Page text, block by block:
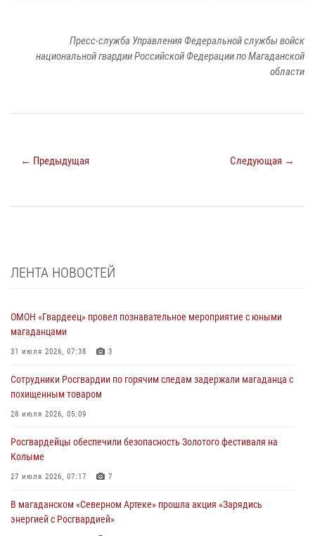
Пресс-служба Управления Федеральной службы войск
национальной гвардии Российской Федерации по Магаданской
области
← Предыдущая Следующая →
ЛЕНТА НОВОСТЕЙ
ОМОН «Гвардеец» провел познавательное мероприятие с юными
магаданцами
31 июля 2026, 07:38 3
Сотрудники Росгвардии по горячим следам задержали магаданца с
похищенным товаром
28 июля 2026, 05:09
Росгвардейцы обеспечили безопасность Золотого фестиваля на
Колыме
27 июля 2026, 07:17 7
В магаданском «Северном Артеке» прошла акция «Зарядись
энергией с Росгвардией»